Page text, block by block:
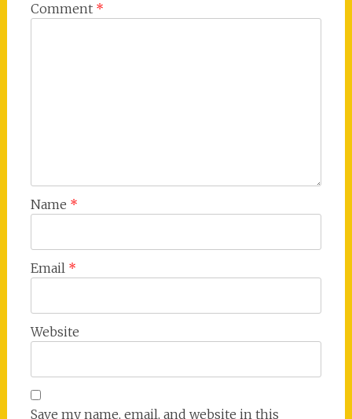
Comment *
Name *
Email *
Website
Save my name, email, and website in this